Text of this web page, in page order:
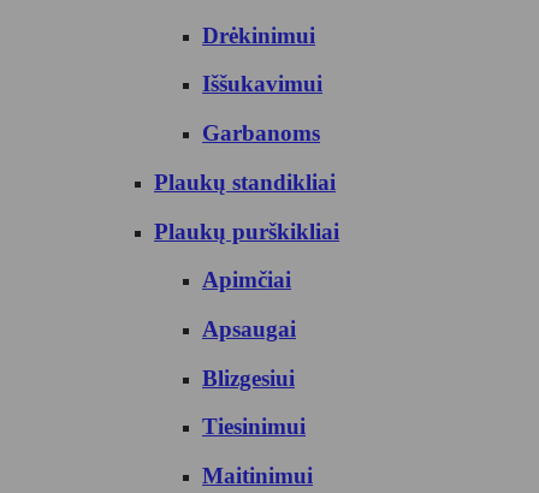
Drėkinimui
Iššukavimui
Garbanoms
Plaukų standikliai
Plaukų purškikliai
Apimčiai
Apsaugai
Blizgesiui
Tiesinimui
Maitinimui